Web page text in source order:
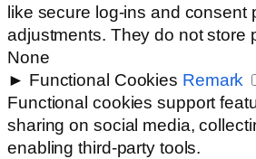
like secure log-ins and consent
adjustments. They do not store
None
► Functional Cookies Remark
Functional cookies support
sharing on social media,
enabling third-party tools.